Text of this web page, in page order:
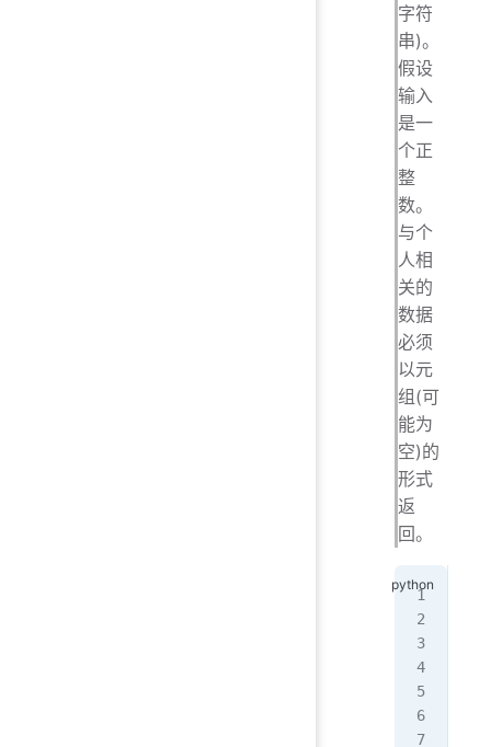
字符
串)。
假设
输入
是一
个正
整
数。
与个
人相
关的
数据
必须
以元
组(可
能为
空)的
形式
返
回。